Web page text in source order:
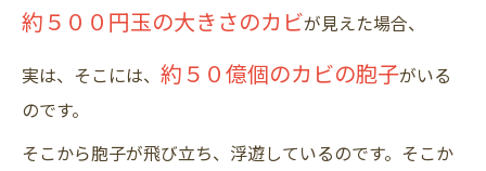
約５００円玉の大きさのカビが見えた場合、
実は、そこには、 約５０億個のカビの胞子がいる
のです。
そこから胞子が飛び立ち、浮遊しているのです。そこか